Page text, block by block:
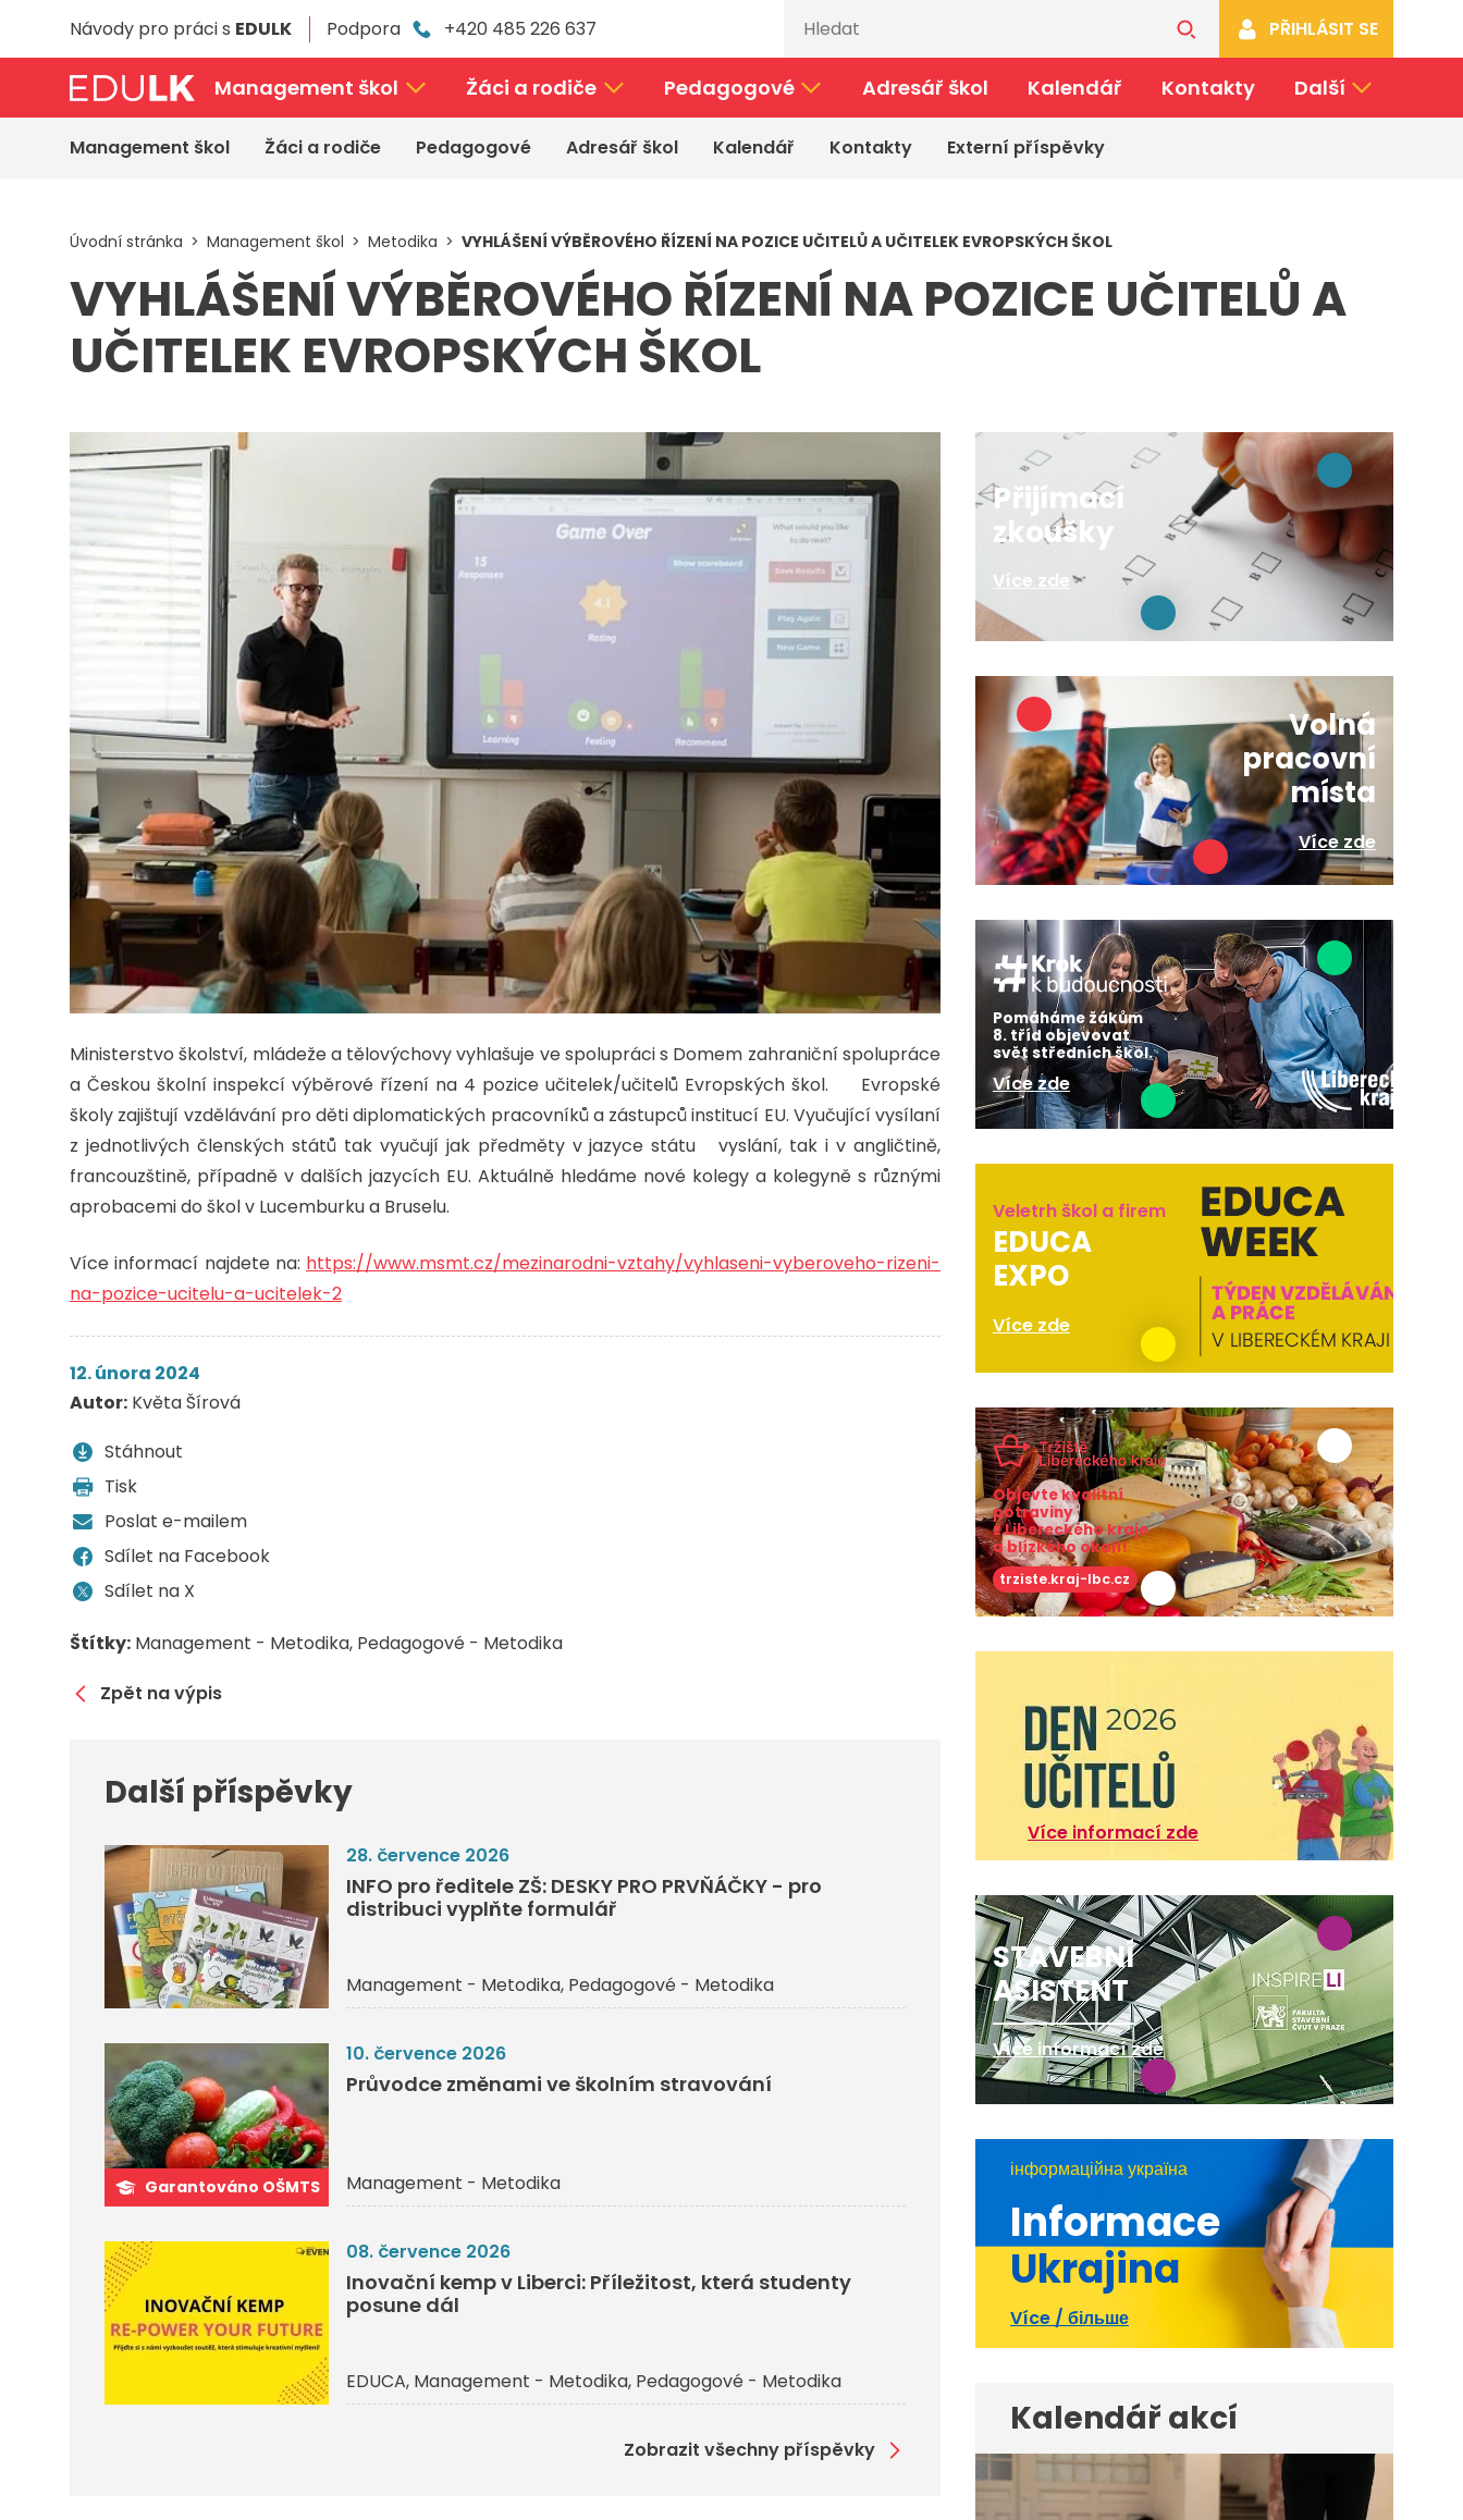
Návody pro práci s EDULK Podpora +420 485 226 637 PŘIHLÁSIT SE
Management škol Žáci a rodiče Pedagogové Adresář škol Kalendář Kontakty Další
Management škol Žáci a rodiče Pedagogové Adresář škol Kalendář Kontakty Externí příspěvky
Úvodní stránka Management škol Metodika VYHLÁŠENÍ VÝBĚROVÉHO ŘÍZENÍ NA POZICE UČITELŮ A UČITELEK EVROPSKÝCH ŠKOL
VYHLÁŠENÍ VÝBĚROVÉHO ŘÍZENÍ NA POZICE UČITELŮ A
UČITELEK EVROPSKÝCH ŠKOL
Ministerstvo školství, mládeže a tělovýchovy vyhlašuje ve spolupráci s Domem zahraniční spolupráce
a Českou školní inspekcí výběrové řízení na 4 pozice učitelek/učitelů Evropských škol. Evropské
školy zajištují vzdělávání pro děti diplomatických pracovníků a zástupců institucí EU. Vyučující vysílaní
z jednotlivých členských států tak vyučují jak předměty v jazyce státu vyslání, tak i v angličtině,
francouzštině, případně v dalších jazycích EU. Aktuálně hledáme nové kolegy a kolegyně s různými
aprobacemi do škol v Lucemburku a Bruselu.
Více informací najdete na: https://www.msmt.cz/mezinarodni-vztahy/vyhlaseni-vyberoveho-rizeni-
na-pozice-ucitelu-a-ucitelek-2
12. února 2024
Autor: Květa Šírová
Stáhnout
Tisk
Poslat e-mailem
Sdílet na Facebook
Sdílet na X
Štítky: Management - Metodika Pedagogové - Metodika
Zpět na výpis
Další příspěvky
28. července 2026
INFO pro ředitele ZŠ: DESKY PRO PRVŇÁČKY - pro
distribuci vyplňte formulář
Management - Metodika Pedagogové - Metodika
Garantováno OŠMTS
10. července 2026
Průvodce změnami ve školním stravování
Management - Metodika
08. července 2026
Inovační kemp v Liberci: Příležitost, která studenty
posune dál
EDUCA Management - Metodika Pedagogové - Metodika
Zobrazit všechny příspěvky
Přijímací
zkoušky
Více zde
Volná
pracovní
místa
Více zde
Pomáháme žákům
8. tříd objevovat
svět středních škol.
Více zde
Veletrh škol a firem
EDUCA
EXPO
Více zde
Objevte kvalitní
potraviny
z Libereckého kraje
a blízkého okolí!
trziste.kraj-lbc.cz
Více informací zde
STAVEBNÍ
ASISTENT
Více informací zde
інформаційна україна
Informace
Ukrajina
Více / більше
Kalendář akcí